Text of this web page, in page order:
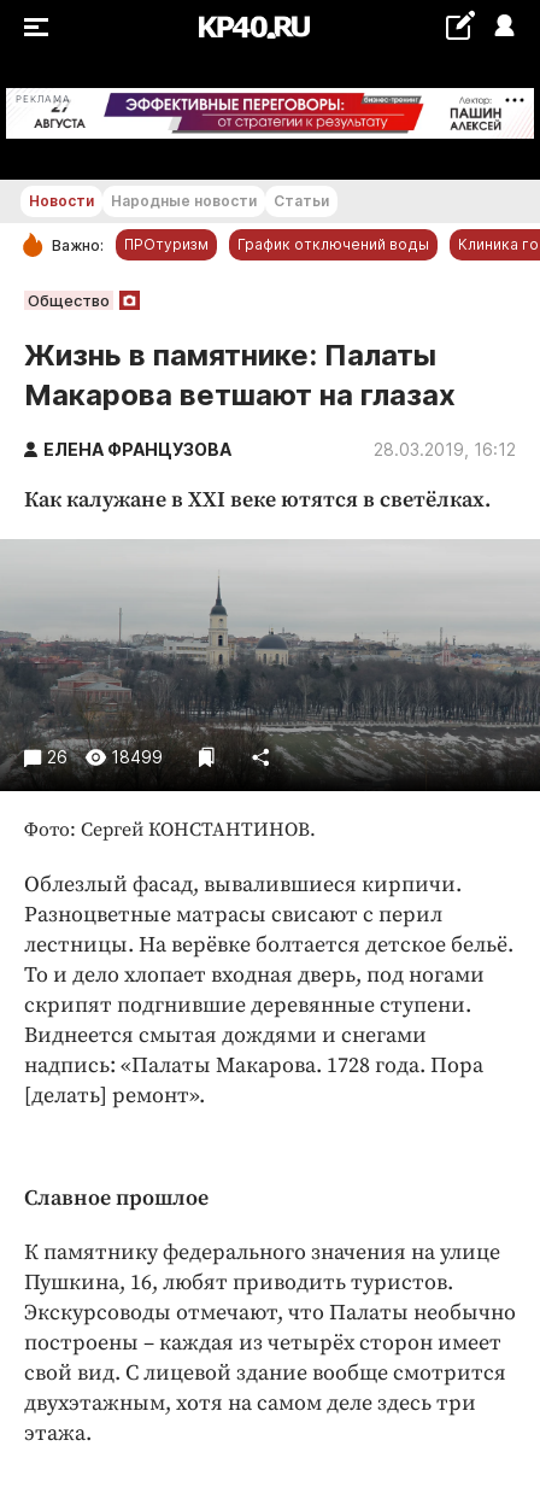
РЕКЛАМА +27...+28 °С
РУБРИКИ
Статьи
Народные новости
Благоустройство
Недвижимость и ЖКХ
Образование
Общество
Погода
Праздники
Спорт
Экономика и бизнес
ПРОЕКТЫ
Блоги
Издания
Медиаперсона
Интересное чтиво
Работодатель года
Новости Народные новости Статьи
Важно: ПРОтуризм График отключений воды Клиника
Общество
Жизнь в памятнике: Палаты
Макарова ветшают на глазах
ЕЛЕНА ФРАНЦУЗОВА 28.03.2019, 16:12
Как калужане в XXI веке ютятся в светёлках.
26 18499
Фото: Сергей КОНСТАНТИНОВ.
Облезлый фасад, вывалившиеся кирпичи.
Разноцветные матрасы свисают с перил
лестницы. На верёвке болтается детское бельё.
То и дело хлопает входная дверь, под ногами
скрипят подгнившие деревянные ступени.
Виднеется смытая дождями и снегами
надпись: «Палаты Макарова. 1728 года. Пора
[делать] ремонт».
Славное прошлое
К памятнику федерального значения на улице
Пушкина, 16, любят приводить туристов.
Экскурсоводы отмечают, что Палаты необычно
построены – каждая из четырёх сторон имеет
свой вид. С лицевой здание вообще смотрится
двухэтажным, хотя на самом деле здесь три
этажа.